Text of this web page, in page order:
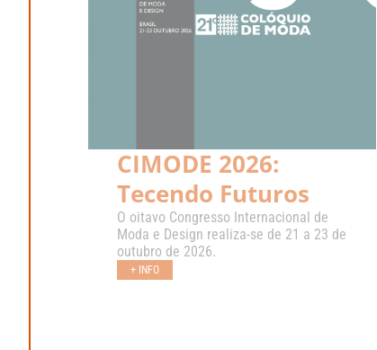
CIMODE 2026:
Tecendo Futuros
O oitavo Congresso Internacional de
Moda e Design realiza-se de 21 a 23 de
outubro de 2026.
+ INFO